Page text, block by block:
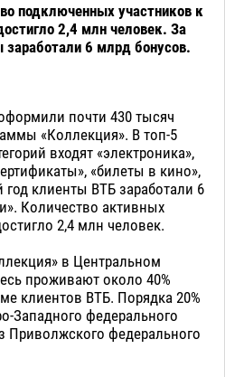
подключенных участников к
2,4 млн человек. За
6 млрд бонусов.
почти 430 тысяч
«Коллекция». В топ-5
входят «электроника»,
«билеты в кино»,
клиенты ВТБ заработали 6
Количество активных
2,4 млн человек.
в Центральном
проживают около 40%
клиентов ВТБ. Порядка 20%
Западного федерального
Приволжского федерального